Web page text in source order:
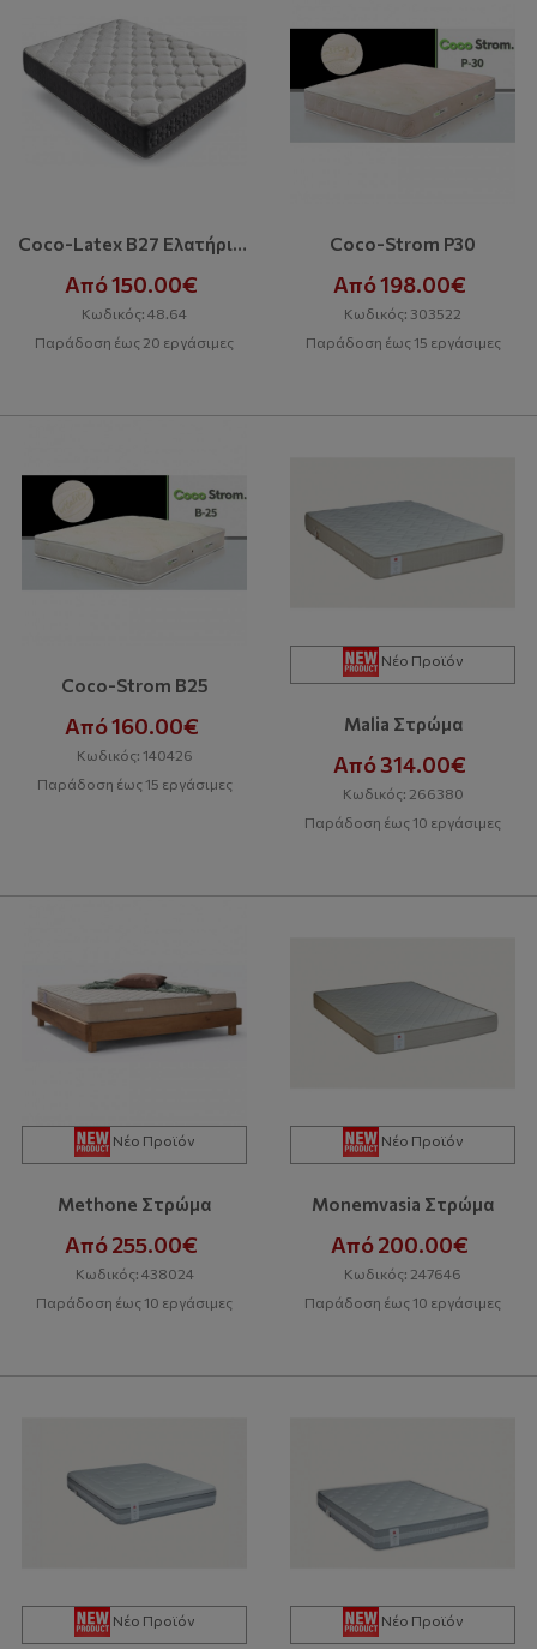
Coco-Latex B27 Ελατήρια Bonnel
Από 150.00€
Κωδικός: 48.64
Παράδοση έως 20 εργάσιμες
Coco-Strom P30
Από 198.00€
Κωδικός: 303522
Παράδοση έως 15 εργάσιμες
Coco-Strom B25
Από 160.00€
Κωδικός: 140426
Παράδοση έως 15 εργάσιμες
Νέο Προϊόν
Malia Στρώμα
Από 314.00€
Κωδικός: 266380
Παράδοση έως 10 εργάσιμες
Νέο Προϊόν
Methone Στρώμα
Από 255.00€
Κωδικός: 438024
Παράδοση έως 10 εργάσιμες
Νέο Προϊόν
Monemvasia Στρώμα
Από 200.00€
Κωδικός: 247646
Παράδοση έως 10 εργάσιμες
Νέο Προϊόν Νέο Προϊόν